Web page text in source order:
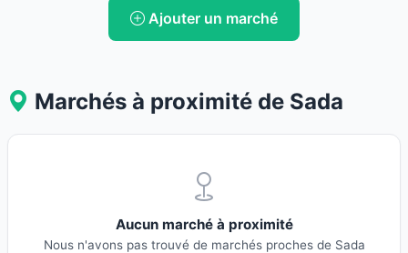
Ajouter un marché
Marchés à proximité de Sada
Aucun marché à proximité
Nous n'avons pas trouvé de marchés proches de Sada